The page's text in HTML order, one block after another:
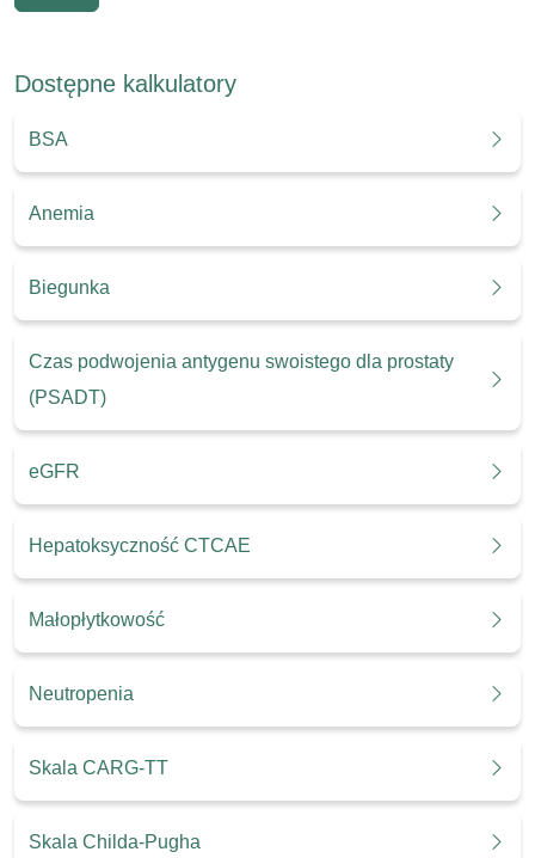
Dostępne kalkulatory
BSA
Anemia
Biegunka
Czas podwojenia antygenu swoistego dla prostaty
(PSADT)
eGFR
Hepatoksyczność CTCAE
Małopłytkowość
Neutropenia
Skala CARG-TT
Skala Childa-Pugha